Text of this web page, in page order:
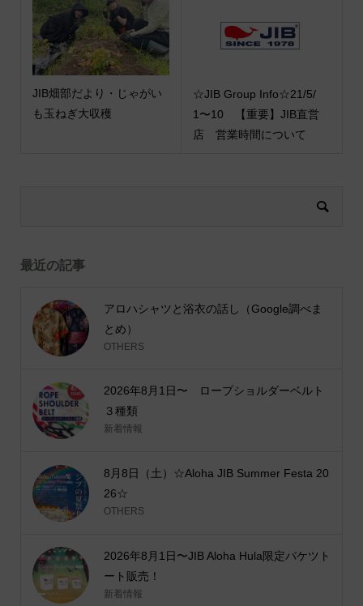
JIB畑部だより・じゃがい
も玉ねぎ大収穫
☆JIB Group Info☆21/5/
1〜10 【重要】JIB直営
店 営業時間について
最近の記事
アロハシャツと浴衣の話し（Google調べま
とめ）
OTHERS
2026年8月1日〜 ロープショルダーベルト
３種類
新着情報
8月8日（土）☆Aloha JIB Summer Festa 20
26☆
OTHERS
2026年8月1日〜JIB Aloha Hula限定バケツト
ート販売！
新着情報